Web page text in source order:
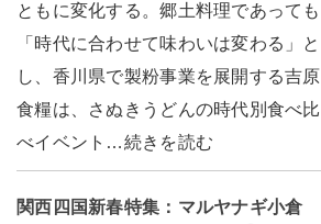
ともに変化する。郷土料理であっても
「時代に合わせて味わいは変わる」と
し、香川県で製粉事業を展開する吉原
食糧は、さぬきうどんの時代別食べ比
べイベント…続きを読む
関西四国新春特集：マルヤナギ小倉